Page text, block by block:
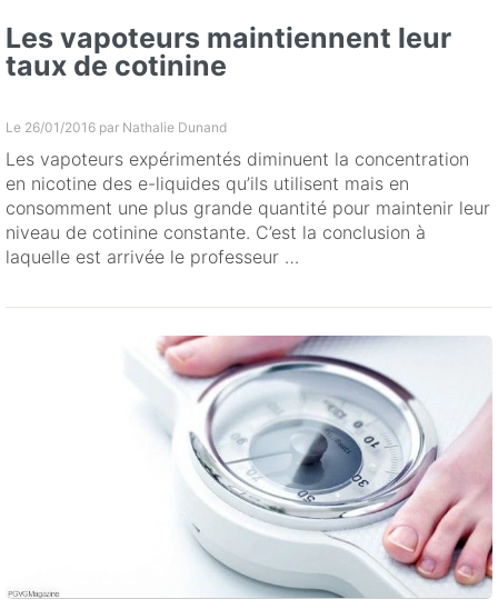
Les vapoteurs maintiennent leur
taux de cotinine
Le 26/01/2016 par Nathalie Dunand
Les vapoteurs expérimentés diminuent la concentration
en nicotine des e-liquides qu’ils utilisent mais en
consomment une plus grande quantité pour maintenir leur
niveau de cotinine constante. C’est la conclusion à
laquelle est arrivée le professeur …